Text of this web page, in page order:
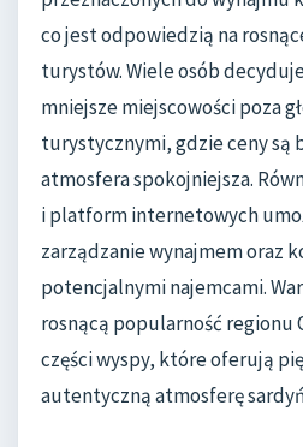
co jest odpowiedzią na
turystów. Wiele osób
mniejsze miejscowości poza
turystycznymi, gdzie ceny są
atmosfera spokojniejsza.
i platform internetowych
zarządzanie wynajmem oraz
potencjalnymi najemcami.
rosnącą popularność regionu
części wyspy, które oferują
autentyczną atmosferę